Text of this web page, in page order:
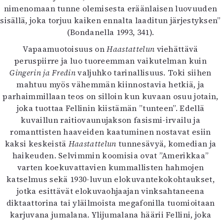
nimenomaan tunne olemisesta eräänlaisen luovuuden
sisällä, joka torjuu kaiken ennalta laaditun järjestyksen”
(Bondanella 1993, 341).
Vapaamuotoisuus onHaastattelun viehättävä
peruspiirre ja luo tuoreemman vaikutelman kuin
Gingerin ja Fredinvaljuhko tarinallisuus. Toki siihen
mahtuu myös vähemmän kiinnostavia hetkiä, ja
parhaimmillaan teos on silloin kun kuvaan osuu jotain,
joka tuottaa Fellinin kiistämän ”tunteen”. Edellä
kuvaillun raitiovaunujakson fasismi-irvailu ja
romanttisten haaveiden kaatuminen nostavat esiin
kaksi keskeistä Haastattelun tunnesävyä, komedian ja
haikeuden. Selvimmin koomisia ovat ”Amerikkaa”
varten koekuvattavien kummallisten hahmojen
katselmus sekä 1930-luvun elokuvantekokohtaukset,
jotka esittävät elokuvaohjaajan vinksahtaneena
diktaattorina tai yläilmoista megafonilla tuomioitaan
karjuvana jumalana. Ylijumalana häärii Fellini, joka